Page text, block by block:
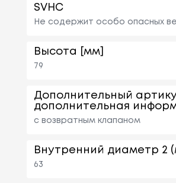
SVHC
Не содержит особо опасных
Высота [мм]
79
Дополнительный
дополнительная
с возвратным клапаном
Внутренний диаметр 2
63